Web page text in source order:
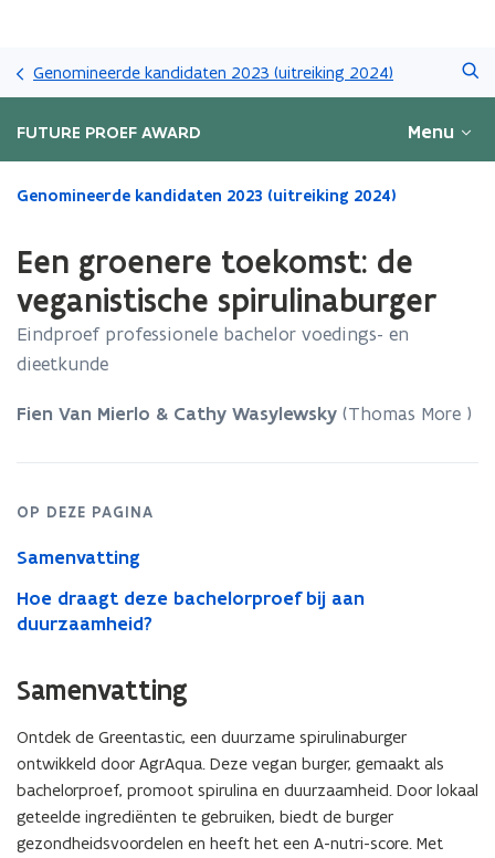
en
naar
gaan
Genomineerde kandidaten 2023 (uitreiking 2024)
FUTURE PROEF AWARD Menu
Gedaan
zich
op:
Een
toekomst:
Genomineerde kandidaten 2023 (uitreiking 2024)
Een groenere toekomst: de
veganistische spirulinaburger
Eindproef professionele bachelor voedings- en
dieetkunde
Fien Van Mierlo & Cathy Wasylewsky (Thomas More )
OP DEZE PAGINA
Samenvatting
Hoe draagt deze bachelorproef bij aan
duurzaamheid?
Samenvatting
Ontdek de Greentastic, een duurzame spirulinaburger
ontwikkeld door AgrAqua. Deze vegan burger, gemaakt als
bachelorproef, promoot spirulina en duurzaamheid. Door lokaal
geteelde ingrediënten te gebruiken, biedt de burger
gezondheidsvoordelen en heeft het een A-nutri-score. Met